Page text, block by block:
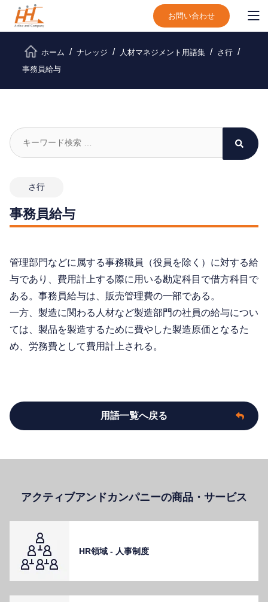
お問い合わせ
ホーム ナレッジ 人材マネジメント用語集
さ行
事務員給与
さ行
事務員給与
管理部門などに属する事務職員（役員を除く）に対する給
与であり、費用計上する際に用いる勘定科目で借方科目で
ある。事務員給与は、販売管理費の一部である。
一方、製造に関わる人材など製造部門の社員の給与につい
ては、製品を製造するために費やした製造原価となるた
め、労務費として費用計上される。
用語一覧へ戻る
アクティブアンドカンパニーの商品・サービス
HR領域 - ⼈事制度